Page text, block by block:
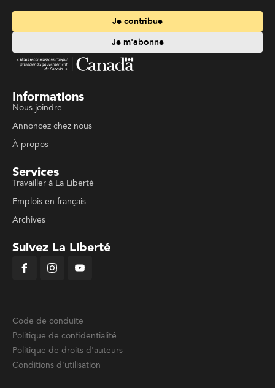
Je contribue
Je m'abonne
Informations
Nous joindre
Annoncez chez nous
À propos
Services
Travailler à La Liberté
Emplois en français
Archives
Suivez La Liberté
Code de conduite
Politique de confidentialité
Politique de droits d'auteurs
Conditions d'utilisation